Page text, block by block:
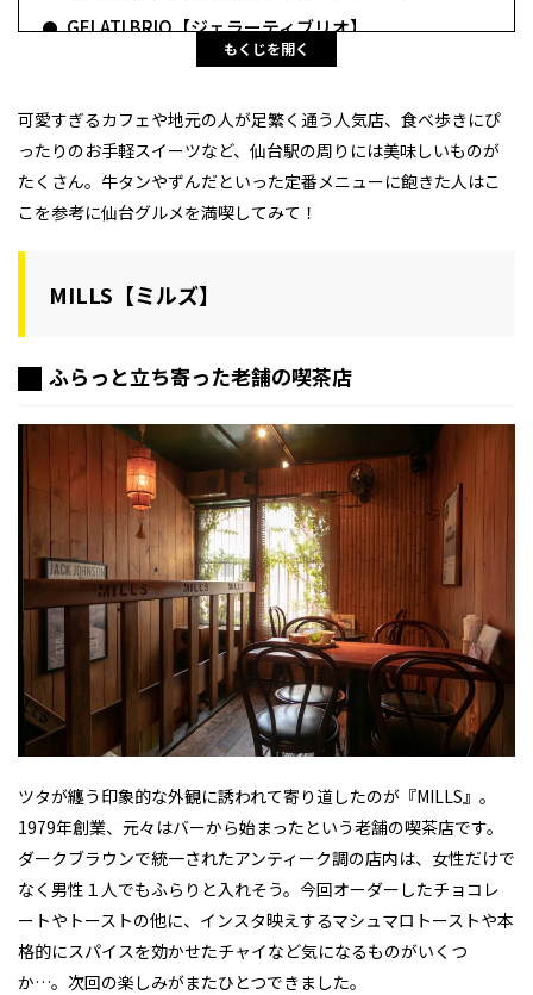
GELATI BRIO【ジェラーティブリオ】
もくじを開く
可愛すぎるカフェや地元の人が足繁く通う人気店、食べ歩きにぴ
ったりのお手軽スイーツなど、仙台駅の周りには美味しいものが
たくさん。牛タンやずんだといった定番メニューに飽きた人はこ
こを参考に仙台グルメを満喫してみて！
MILLS【ミルズ】
ふらっと立ち寄った老舗の喫茶店
ツタが纏う印象的な外観に誘われて寄り道したのが『MILLS』。
1979年創業、元々はバーから始まったという老舗の喫茶店です。
ダークブラウンで統一されたアンティーク調の店内は、女性だけで
なく男性１人でもふらりと入れそう。今回オーダーしたチョコレ
ートやトーストの他に、インスタ映えするマシュマロトーストや本
格的にスパイスを効かせたチャイなど気になるものがいくつ
か…。次回の楽しみがまたひとつできました。